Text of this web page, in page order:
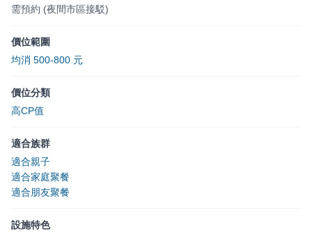
需預約 (夜間市區接駁)
價位範圍
均消 500-800 元
價位分類
高CP值
適合族群
適合親子
適合家庭聚餐
適合朋友聚餐
設施特色